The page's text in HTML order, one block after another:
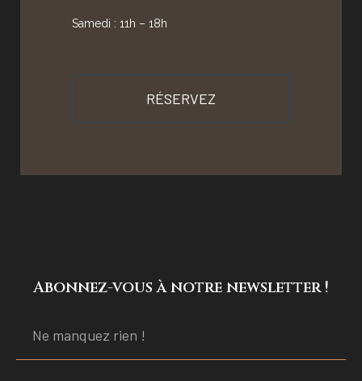
Samedi : 11h – 18h
RÉSERVEZ
Abonnez-vous à notre newsletter !